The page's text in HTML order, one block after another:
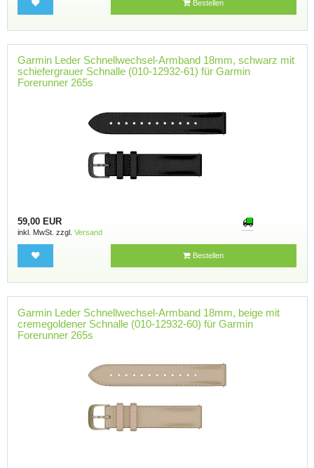
Bestellen
Garmin Leder Schnellwechsel-Armband 18mm, schwarz mit
schiefergrauer Schnalle (010-12932-61) für Garmin
Forerunner 265s
59,00 EUR
inkl. MwSt. zzgl. Versand
Bestellen
Garmin Leder Schnellwechsel-Armband 18mm, beige mit
cremegoldener Schnalle (010-12932-60) für Garmin
Forerunner 265s